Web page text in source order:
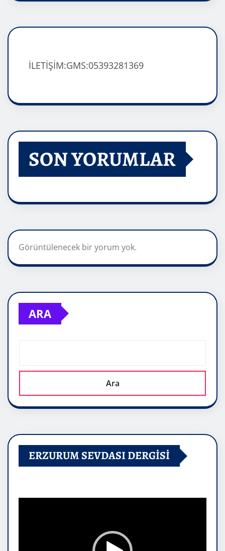
İLETİŞİM:GMS:05393281369
SON YORUMLAR
Görüntülenecek bir yorum yok.
ARA
Ara
ERZURUM SEVDASI DERGİSİ